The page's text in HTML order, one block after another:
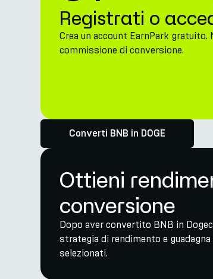
Registrati o
Crea un account EarnPark gratuito.
commissione di conversione.
Converti BNB in DOGE
Ottieni
conversione
Dopo aver convertito BNB in
strategia di rendimento e
selezionati.